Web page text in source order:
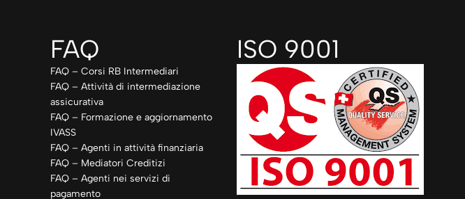
FAQ
FAQ – Corsi RB Intermediari
FAQ – Attività di intermediazione
assicurativa
FAQ – Formazione e aggiornamento
IVASS
FAQ – Agenti in attività finanziaria
FAQ – Mediatori Creditizi
FAQ – Agenti nei servizi di
pagamento
ISO 9001